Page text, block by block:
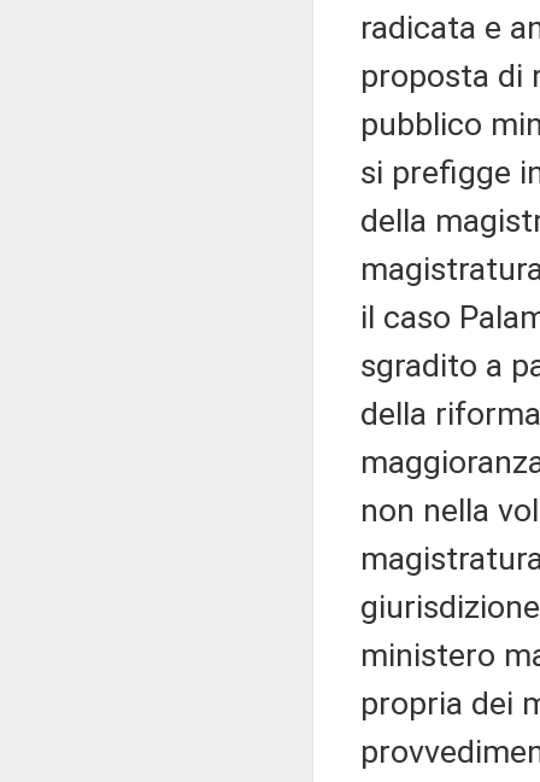
radicata e
proposta di
pubblico
si prefigge
della
il caso
sgradito a
della
non nella
ministero
propria dei